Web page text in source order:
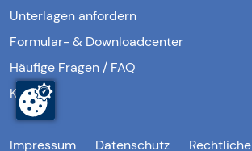
Unterlagen anfordern
Formular- & Downloadcenter
Häufige Fragen / FAQ
Kontakt
Impressum Datenschutz Rechtliche